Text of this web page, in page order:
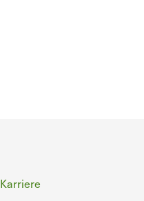
Fußzeile
Karriere